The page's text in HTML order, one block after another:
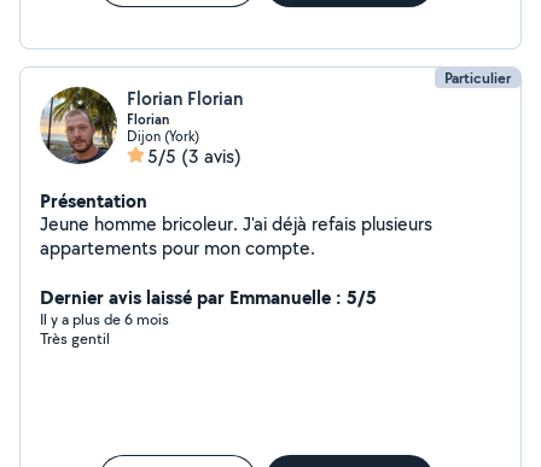
Particulier
Florian Florian
Florian
Dijon (York)
5/5 (3 avis)
Présentation
Jeune homme bricoleur. J'ai déjà refais plusieurs
appartements pour mon compte.
Dernier avis laissé par Emmanuelle : 5/5
Il y a plus de 6 mois
Très gentil